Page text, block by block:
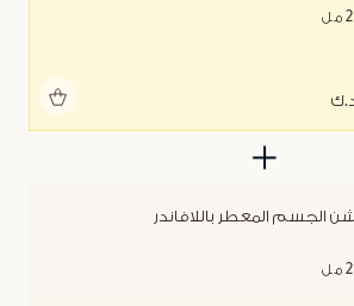
الجسم المعطر باللافاندر